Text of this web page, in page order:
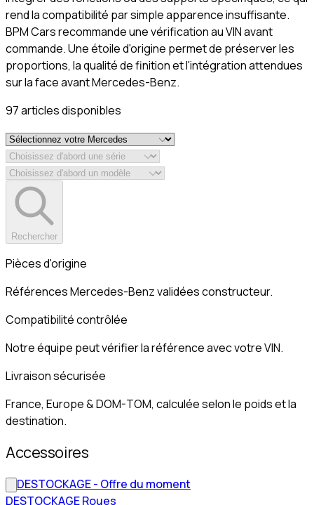
rend la compatibilité par simple apparence insuffisante.
BPM Cars recommande une vérification au VIN avant
commande. Une étoile d'origine permet de préserver les
proportions, la qualité de finition et l'intégration attendues
sur la face avant Mercedes-Benz.
97articlesdisponibles
Rechercher
Pièces d'origine
Références Mercedes-Benz validées constructeur.
Compatibilité contrôlée
Notre équipe peut vérifier la référence avec votre VIN.
Livraison sécurisée
France, Europe & DOM-TOM, calculée selon le poids et la
destination.
Accessoires
DESTOCKAGE - Offre du moment
DESTOCKAGE Roues